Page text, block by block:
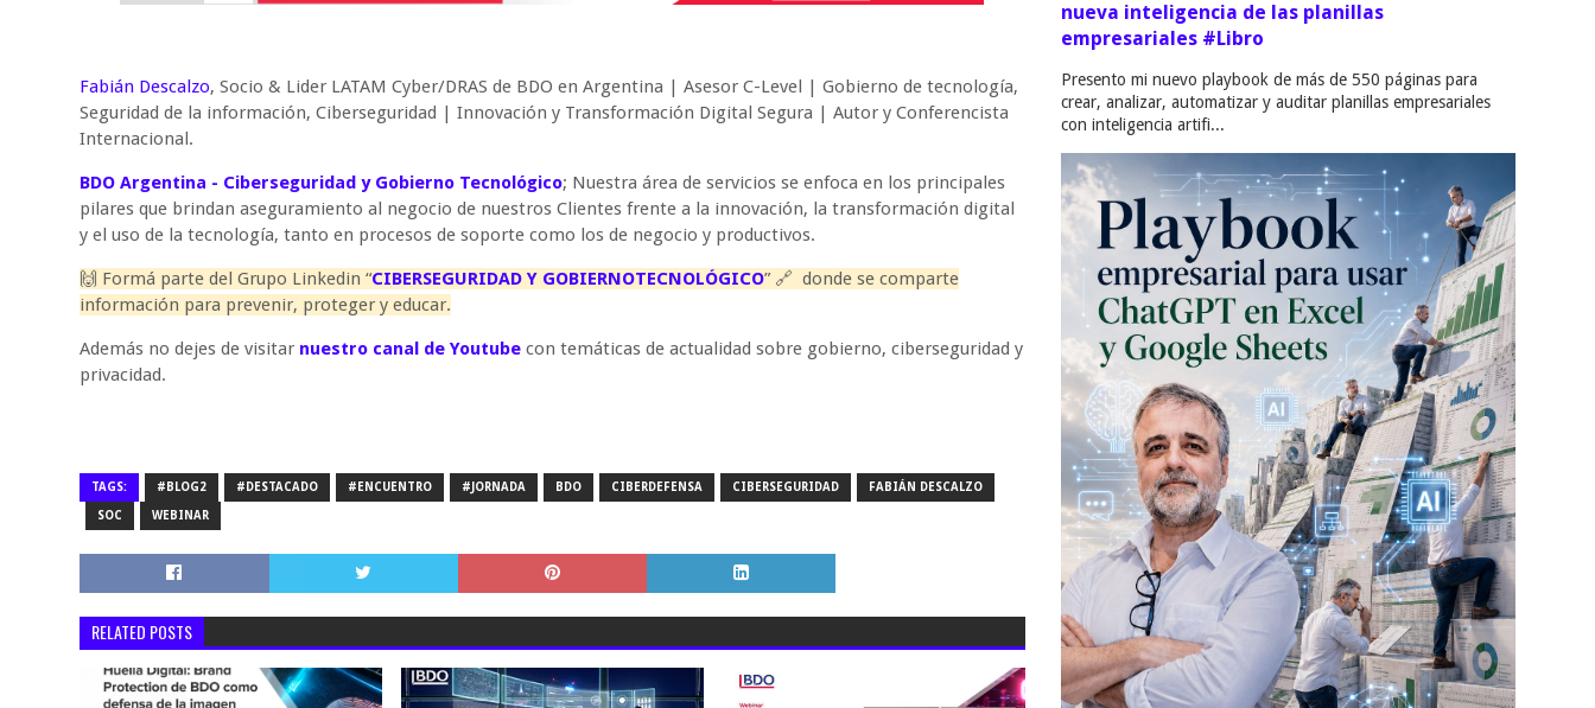
Fabián Descalzo, Socio & Lider LATAM Cyber/DRAS de BDO en Argentina | Asesor C-Level | Gobierno de tecnología,
Seguridad de la información, Ciberseguridad | Innovación y Transformación Digital Segura | Autor y Conferencista
Internacional.
BDO Argentina - Ciberseguridad y Gobierno Tecnológico; Nuestra área de servicios se enfoca en los principales
pilares que brindan aseguramiento al negocio de nuestros Clientes frente a la innovación, la transformación digital
y el uso de la tecnología, tanto en procesos de soporte como los de negocio y productivos.
🙌 Formá parte del Grupo Linkedin “CIBERSEGURIDAD Y GOBIERNOTECNOLÓGICO” 🔗donde se comparte
información para prevenir, proteger y educar.
Además no dejes de visitar nuestro canal de Youtube con temáticas de actualidad sobre gobierno, ciberseguridad y
privacidad.
TAGS: #BLOG2 #DESTACADO #ENCUENTRO #JORNADA BDO CIBERDEFENSA CIBERSEGURIDAD FABIÁN DESCALZO
SOC WEBINAR
RELATED POSTS
nueva inteligencia de las planillas
empresariales #Libro
Presento mi nuevo playbook de más de 550 páginas para
crear, analizar, automatizar y auditar planillas empresariales
con inteligencia artifi...